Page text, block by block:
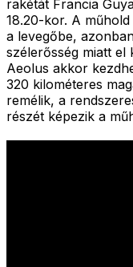
rakétát Francia
18.20-kor. A
a levegőbe,
szélerősség miatt el
Aeolus akkor
320 kilométeres
remélik, a
részét képezik a